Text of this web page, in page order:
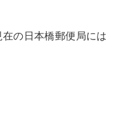
の日本橋郵便局には